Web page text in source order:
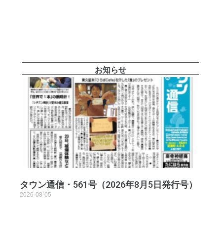
お知らせ
タウン通信・561号（2026年8月5日発行号）
2026-08-05